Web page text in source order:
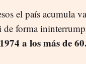
el país acumula
de forma
a los más de